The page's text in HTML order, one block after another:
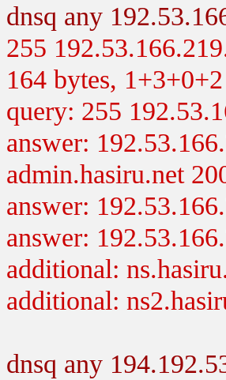
dnsq any
255
164 bytes,
query: 255
answer:
admin.hasiru.net
answer:
answer:
additional:
additional:
dnsq any